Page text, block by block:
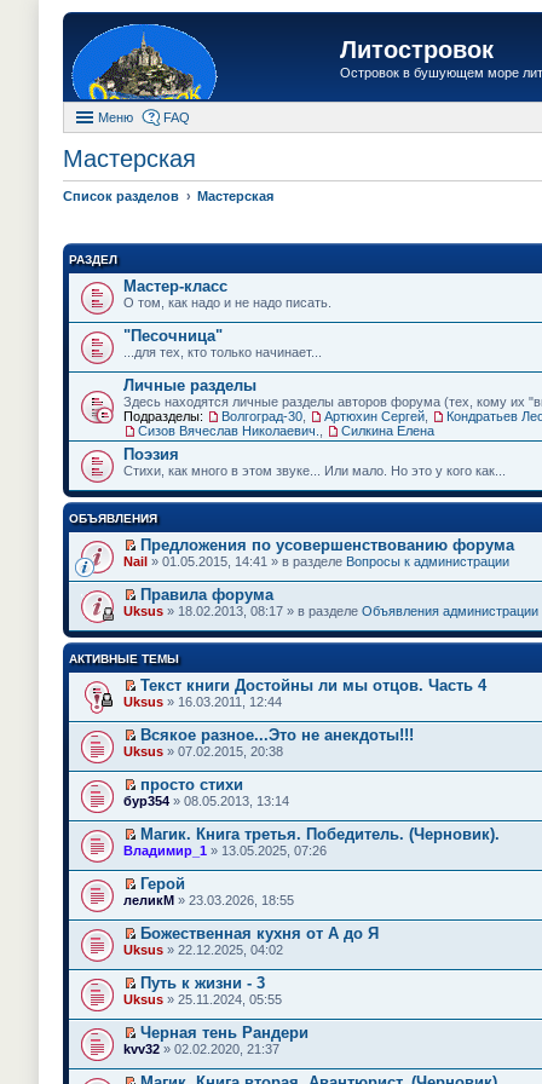
Литостровок
Островок в бушующем море
Меню FAQ
Мастерская
Список разделов Мастерская
РАЗДЕЛ
Мастер-класс
О том, как надо и не надо писать.
"Песочница"
...для тех, кто только начинает...
Личные разделы
Здесь находятся личные разделы авторов форума (тех, кому их
Подразделы:
Волгоград-30 Артюхин Сергей Кондратьев
Сизов Вячеслав Николаевич.
Силкина Елена
Поэзия
Стихи, как много в этом звуке... Или мало. Но это у кого как...
ОБЪЯВЛЕНИЯ
П
р
е
й
т
и
к
п
р
о
м
у
н
е
п
р
о
ч
т
а
н
н
о
м
с
о
о
б
щ
е
н
и
Предложения по усовершенствованию форума
Nail » 01.05.2015, 14:41 » в разделе Вопросы к администрации
П
р
й
т
к
п
е
р
о
м
у
н
е
п
р
о
ч
т
а
н
н
м
с
о
б
Правила форума
Uksus » 18.02.2013, 08:17 » в разделе Объявления администрации
АКТИВНЫЕ ТЕМЫ
П
р
е
й
т
и
к
е
р
в
о
м
у
е
п
р
о
ч
и
т
а
н
о
Текст книги Достойны ли мы отцов. Часть 4
Uksus » 16.03.2011, 12:44
П
р
е
й
т
и
к
е
р
в
о
м
у
е
п
р
о
ч
и
т
Всякое разное...Это не анекдоты!!!
Uksus » 07.02.2015, 20:38
П
е
р
е
й
т
и
к
е
р
в
о
м
у
е
п
р
о
просто стихи
бур354 » 08.05.2013, 13:14
П
р
е
й
т
и
к
е
р
в
о
м
у
е
Магик. Книга третья. Победитель. (Черновик).
Владимир_1 » 13.05.2025, 07:26
П
р
е
й
т
и
к
е
в
о
Герой
леликМ » 23.03.2026, 18:55
П
р
е
й
т
и
к
е
Божественная кухня от А до Я
Uksus » 22.12.2025, 04:02
П
р
е
й
т
Путь к жизни - 3
Uksus » 25.11.2024, 05:55
П
р
Черная тень Рандери
kvv32 » 02.02.2020, 21:37